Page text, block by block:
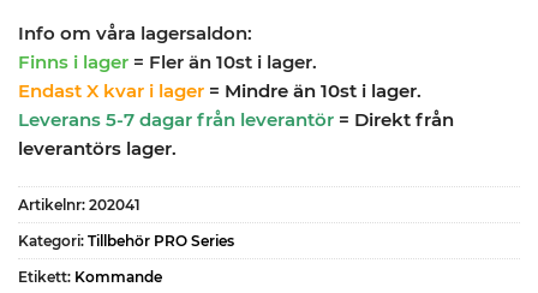
Info om våra lagersaldon:
Finns i lager = Fler än 10st i lager.
Endast X kvar i lager = Mindre än 10st i lager.
Leverans 5-7 dagar från leverantör = Direkt från
leverantörs lager.
Artikelnr: 202041
Kategori: Tillbehör PRO Series
Etikett: Kommande